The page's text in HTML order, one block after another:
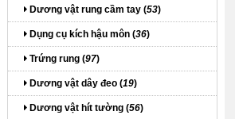
Dương vật rung cầm tay (53)
Dụng cụ kích hậu môn (36)
Trứng rung (97)
Dương vật dây đeo (19)
Dương vật hít tường (56)